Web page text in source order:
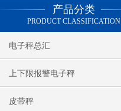
产品分类
PRODUCT CLASSIFICATION
电子秤总汇
上下限报警电子秤
皮带秤